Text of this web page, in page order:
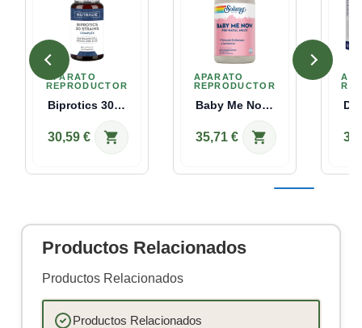
APARATO
REPRODUCTOR
Biprotics 30 Strains Complex 60 Caps Nutralie
30,59 € shopping_cart
APARATO
REPRODUCTOR
Baby Me Now™ 150 Comprimidos Solaray
35,71 € shopping_cart
Productos Relacionados
Productos Relacionados
Productos Relacionados